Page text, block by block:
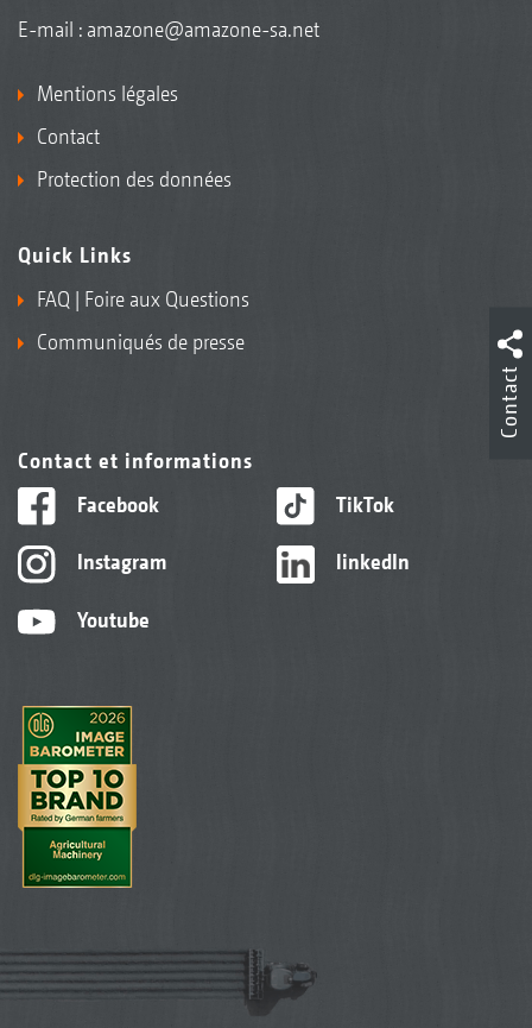
E-mail : amazone@amazone-sa.net
Mentions légales
Contact
Protection des données
Quick Links
FAQ | Foire aux Questions
Communiqués de presse
Contact et informations
Facebook
Instagram
Youtube
TikTok
linkedIn
Contact